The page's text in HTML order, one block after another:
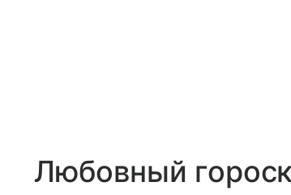
Любовный